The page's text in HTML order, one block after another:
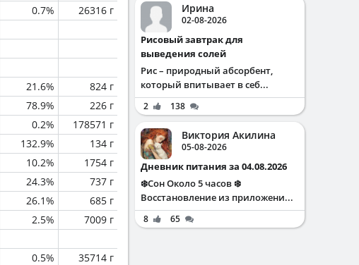
0.7%
26316 г
21.6%
824 г
78.9%
226 г
0.2%
178571 г
132.9%
134 г
10.2%
1754 г
24.3%
737 г
26.1%
685 г
2.5%
7009 г
0.5%
35714 г
Ирина
02-08-2026
Рисовый завтрак для
выведения солей
Рис – природный абсорбент,
который впитывает в себ...
2 138
Виктория Акилина
05-08-2026
Дневник питания за 04.08.2026
❄️Сон Около 5 часов ❄️
Восстановление из приложени...
8 65